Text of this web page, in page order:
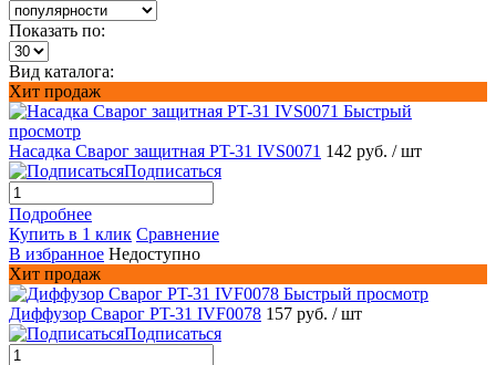
Показать по:
Вид каталога:
Хит продаж
Быстрый
просмотр
Насадка Сварог защитная PT-31 IVS0071 142 руб. / шт
Подписаться
Подробнее
Купить в 1 клик Сравнение
В избранное Недоступно
Хит продаж
Быстрый просмотр
Диффузор Сварог PT-31 IVF0078 157 руб. / шт
Подписаться